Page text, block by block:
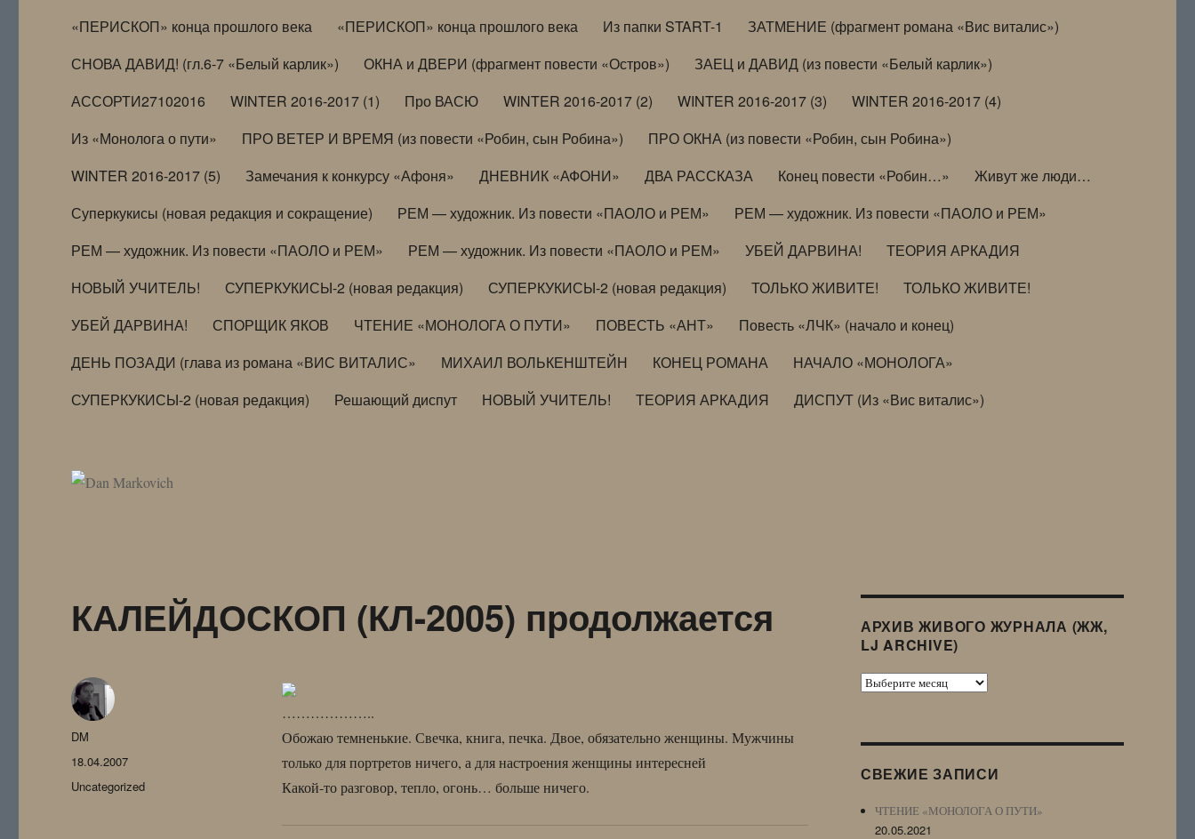
«ПЕРИСКОП» конца прошлого века
«ПЕРИСКОП» конца прошлого века Из папки START-1
ЗАТМЕНИЕ (фрагмент романа «Вис виталис»)
СНОВА ДАВИД! (гл.6-7 «Белый карлик»)
ОКНА и ДВЕРИ (фрагмент повести «Остров»)
ЗАЕЦ и ДАВИД (из повести «Белый карлик»)
АССОРТИ27102016
WINTER 2016-2017 (1) Про ВАСЮ WINTER 2016-2017 (2) WINTER 2016-2017 (3)
WINTER 2016-2017 (4)
Из «Монолога о пути»
ПРО ВЕТЕР И ВРЕМЯ (из повести «Робин, сын Робина»)
ПРО ОКНА (из повести «Робин, сын Робина»)
WINTER 2016-2017 (5)
Замечания к конкурсу «Афоня» ДНЕВНИК «АФОНИ» ДВА РАССКАЗА Конец повести «Робин…»
Живут же люди…
Суперкукисы (новая редакция и сокращение)
РЕМ — художник. Из повести «ПАОЛО и РЕМ»
РЕМ — художник. Из повести «ПАОЛО и РЕМ»
РЕМ — художник. Из повести «ПАОЛО и РЕМ»
РЕМ — художник. Из повести «ПАОЛО и РЕМ» УБЕЙ ДАРВИНА!
ТЕОРИЯ АРКАДИЯ
НОВЫЙ УЧИТЕЛЬ!
СУПЕРКУКИСЫ-2 (новая редакция) СУПЕРКУКИСЫ-2 (новая редакция) ТОЛЬКО ЖИВИТЕ!
ТОЛЬКО ЖИВИТЕ!
УБЕЙ ДАРВИНА!
СПОРЩИК ЯКОВ ЧТЕНИЕ «МОНОЛОГА О ПУТИ» ПОВЕСТЬ «АНТ»
Повесть «ЛЧК» (начало и конец)
ДЕНЬ ПОЗАДИ (глава из романа «ВИС ВИТАЛИС»
МИХАИЛ ВОЛЬКЕНШТЕЙН КОНЕЦ РОМАНА
НАЧАЛО «МОНОЛОГА»
СУПЕРКУКИСЫ-2 (новая редакция)
Решающий диспут НОВЫЙ УЧИТЕЛЬ! ТЕОРИЯ АРКАДИЯ ДИСПУТ (Из «Вис виталис»)
КАЛЕЙДОСКОП (КЛ-2005) продолжается
………………..
Обожаю темненькие. Свечка, книга, печка. Двое, обязательно женщины. Мужчины
только для портретов ничего, а для настроения женщины интересней
Какой-то разговор, тепло, огонь… больше ничего.
Автор
DM
Опубликовано
18.04.2007
Рубрики
Uncategorized
АРХИВ ЖИВОГО ЖУРНАЛА (ЖЖ,
LJ ARCHIVE)
Архив
Archive)
СВЕЖИЕ ЗАПИСИ
ЧТЕНИЕ «МОНОЛОГА О ПУТИ»
20.05.2021